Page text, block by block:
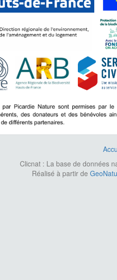
Clicnat : La base de données
Réalisé à partir de